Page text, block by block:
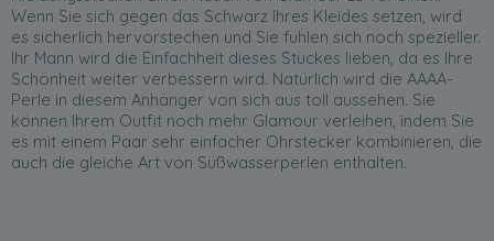
Wenn Sie sich gegen das Schwarz Ihres Kleides setzen, wird
es sicherlich hervorstechen und Sie fühlen sich noch spezieller.
Ihr Mann wird die Einfachheit dieses Stückes lieben, da es Ihre
Schönheit weiter verbessern wird. Natürlich wird die AAAA-
Perle in diesem Anhänger von sich aus toll aussehen. Sie
können Ihrem Outfit noch mehr Glamour verleihen, indem Sie
es mit einem Paar sehr einfacher Ohrstecker kombinieren, die
auch die gleiche Art von Süßwasserperlen enthalten.